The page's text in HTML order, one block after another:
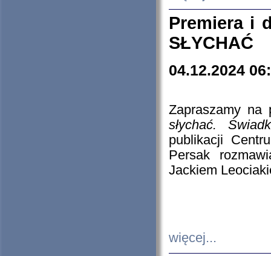
Premiera i
SŁYCHAĆ
04.12.2024
Zapraszamy
słychać.
publikacji
Persak
Jackiem
więcej...